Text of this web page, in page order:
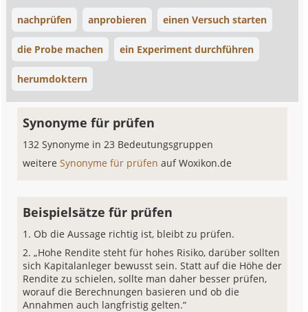
nachprüfen anprobieren einen Versuch starten
die Probe machen ein Experiment durchführen
herumdoktern
Synonyme für prüfen
132 Synonyme in 23 Bedeutungsgruppen
weitereSynonyme für prüfenauf Woxikon.de
Beispielsätze für prüfen
Ob die Aussage richtig ist, bleibt zu prüfen.
„Hohe Rendite steht für hohes Risiko, darüber sollten
sich Kapitalanleger bewusst sein. Statt auf die Höhe der
Rendite zu schielen, sollte man daher besser prüfen,
worauf die Berechnungen basieren und ob die
Annahmen auch langfristig gelten.“